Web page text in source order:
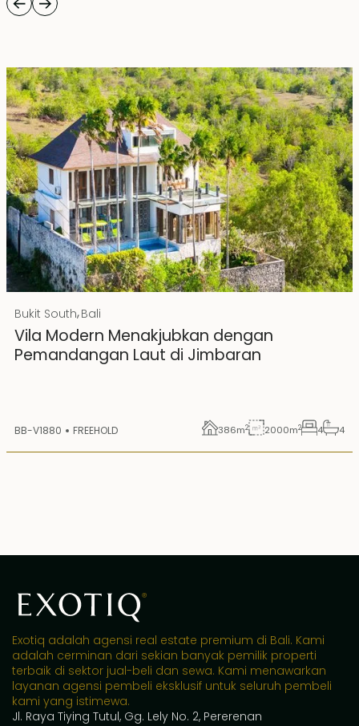
Rp 20000000000 IDR
Hak Milik
Bukit South,Bali
Vila Modern Menakjubkan dengan
Pemandangan Laut di Jimbaran
BB-V1880 FREEHOLD 386m2 2000m2 4 4
Exotiq adalah agensi real estate premium di Bali. Kami
adalah cerminan dari sekian banyak pemilik properti
terbaik di sektor jual-beli dan sewa. Kami menawarkan
layanan agensi pembeli eksklusif untuk seluruh pembeli
kami yang istimewa.
Jl. Raya Tiying Tutul, Gg. Lely No. 2, Pererenan